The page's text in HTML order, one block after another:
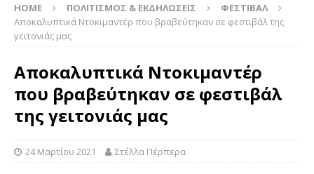
HOME ΠΟΛΙΤΙΣΜΟΣ & ΕΚΔΗΛΩΣΕΙΣ
ΦΕΣΤΙΒΑΛ
Αποκαλυπτικά Ντοκιμαντέρ που βραβεύτηκαν σε φεστιβάλ της
γειτονιάς μας
Αποκαλυπτικά Ντοκιμαντέρ
που βραβεύτηκαν σε φεστιβάλ
της γειτονιάς μας
24 Μαρτίου 2021 Στέλλα Πέρπερα